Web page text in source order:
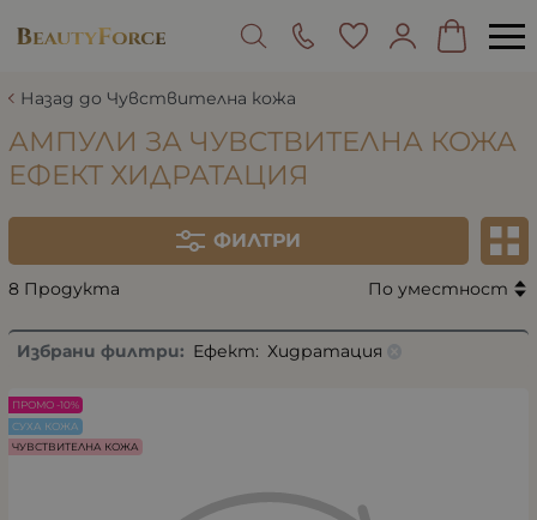
Назад до Чувствителна кожа
АМПУЛИ ЗА ЧУВСТВИТЕЛНА КОЖА
ЕФЕКТ ХИДРАТАЦИЯ
ФИЛТРИ
8 Продукта По уместност
Избрани филтри: Ефект: Хидратация
ПРОМО -10%
СУХА КОЖА
ЧУВСТВИТЕЛНА КОЖА